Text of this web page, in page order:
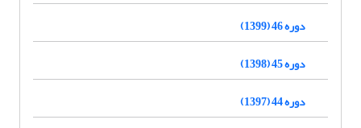
دوره 46 (1399)
دوره 45 (1398)
دوره 44 (1397)